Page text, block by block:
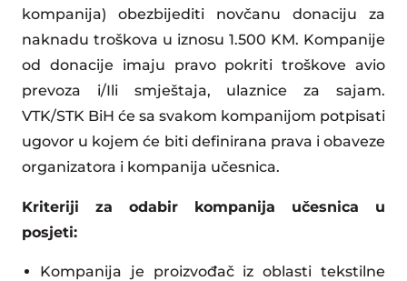
kompanija) obezbijediti novčanu donaciju za
naknadu troškova u iznosu 1.500 KM. Kompanije
od donacije imaju pravo pokriti troškove avio
prevoza i/Ili smještaja, ulaznice za sajam.
VTK/STK BiH će sa svakom kompanijom potpisati
ugovor u kojem će biti definirana prava i obaveze
organizatora i kompanija učesnica.
Kriteriji za odabir kompanija učesnica u
posjeti:
Kompanija je proizvođač iz oblasti tekstilne